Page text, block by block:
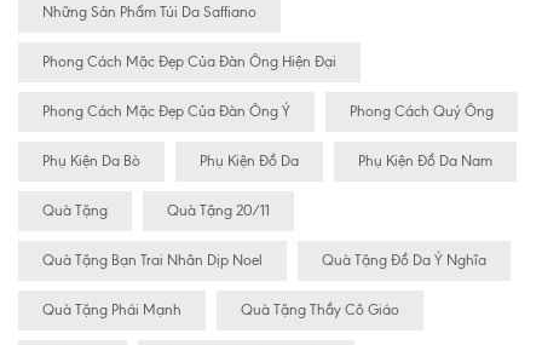
Những Sản Phẩm Túi Da Saffiano
Phong Cách Mặc Đẹp Của Đàn Ông Hiện Đại
Phong Cách Mặc Đẹp Của Đàn Ông Ý Phong Cách Quý Ông
Phụ Kiện Da Bò Phụ Kiện Đồ Da Phụ Kiện Đồ Da Nam
Quà Tặng Quà Tặng 20/11
Quà Tặng Bạn Trai Nhân Dịp Noel Quà Tặng Đồ Da Ý Nghĩa
Quà Tặng Phái Mạnh Quà Tặng Thầy Cô Giáo